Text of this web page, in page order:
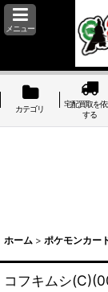
メニュー
カテゴリ
宅配買取を
する
ホーム > ポケモンカー
コフキムシ